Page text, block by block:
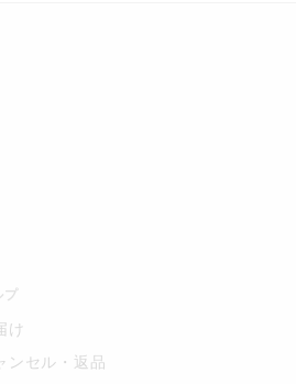
プ
け
ンセル・返品